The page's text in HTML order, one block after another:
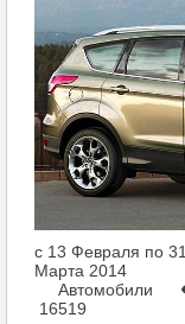
c 13 Февраля по 31
Марта 2014
Автомобили
16519